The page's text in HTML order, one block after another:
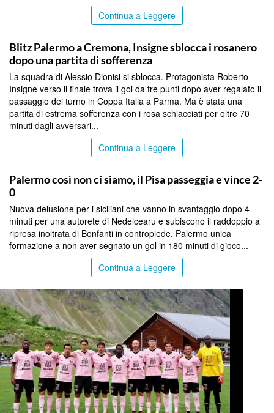
Continua a Leggere
Blitz Palermo a Cremona, Insigne sblocca i rosanero
dopo una partita di sofferenza
La squadra di Alessio Dionisi si sblocca. Protagonista Roberto
Insigne verso il finale trova il gol da tre punti dopo aver regalato il
passaggio del turno in Coppa Italia a Parma. Ma è stata una
partita di estrema sofferenza con i rosa schiacciati per oltre 70
minuti dagli avversari...
Continua a Leggere
Palermo così non ci siamo, il Pisa passeggia e vince 2-
0
Nuova delusione per i siciliani che vanno in svantaggio dopo 4
minuti per una autorete di Nedelcearu e subiscono il raddoppio a
ripresa inoltrata di Bonfanti in contropiede. Palermo unica
formazione a non aver segnato un gol in 180 minuti di gioco...
Continua a Leggere